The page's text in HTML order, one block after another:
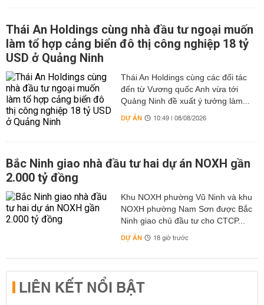
Thái An Holdings cùng nhà đầu tư ngoại muốn
làm tổ hợp cảng biển đô thị công nghiệp 18 tỷ
USD ở Quảng Ninh
Thái An Holdings cùng các đối tác
đến từ Vương quốc Anh vừa tới
Quảng Ninh đề xuất ý tưởng làm...
DỰ ÁN 10:49 | 08/08/2026
Bắc Ninh giao nhà đầu tư hai dự án NOXH gần
2.000 tỷ đồng
Khu NOXH phường Vũ Ninh và khu
NOXH phường Nam Sơn được Bắc
Ninh giao chủ đầu tư cho CTCP...
DỰ ÁN 18 giờ trước
LIÊN KẾT NỔI BẬT